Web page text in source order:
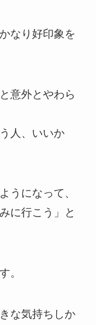
なり好印象を
意外とやわら
人、いいか
うになって、
に行こう」と
。
な気持ちしか